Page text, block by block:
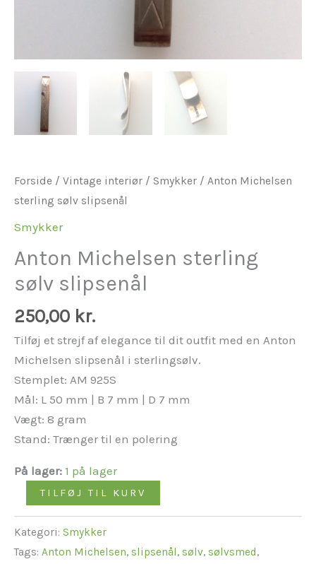
Forside / Vintage interiør / Smykker / Anton Michelsen
sterling sølv slipsenål
Smykker
Anton Michelsen sterling
sølv slipsenål
250,00 kr.
Tilføj et strejf af elegance til dit outfit med en Anton
Michelsen slipsenål i sterlingsølv.
Stemplet: AM 925S
Mål: L 50 mm | B 7 mm | D 7 mm
Vægt: 8 gram
Stand: Trænger til en polering
På lager: 1 på lager
TILFØJ TIL KURV
Kategori: Smykker
Tags: Anton Michelsen, slipsenål, sølv, sølvsmed,